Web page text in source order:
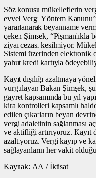
Söz konusu mükelleflerin
evvel Vergi Yöntem
yararlanarak beyanname
çeken Şimşek, “Pişmanlıkla
ziyaı cezası kesilmiyor.
Sistemi üzerinden elektronik
yahut kredi kartıyla
Kayıt dışılığı azaltmaya
vurgulayan Bakan Şimşek,
gayret kapsamında bu yıl
kira kontrolleri kapsamlı
edilen çıkarların beyan
vergi adaletinin sağlanması
ve aktifliği artırıyoruz. Kayıt
azaltıyoruz. Vergi kayıp ve
sağlayanların her vakit
Kaynak: AA / İktisat